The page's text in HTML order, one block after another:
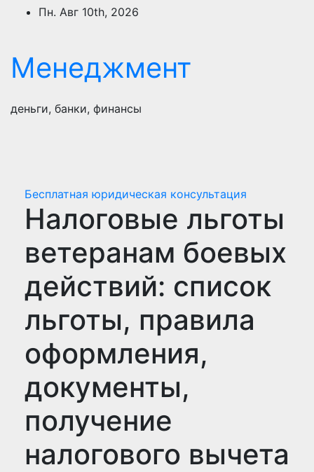
ПерейтиПн. Авг 10th, 2026
Менеджмент
деньги, банки, финансы
Бесплатная юридическая консультация
Налоговые льготы
ветеранам боевых
действий: список
льготы, правила
оформления,
документы,
получение
налогового вычета